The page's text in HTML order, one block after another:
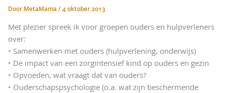
Door MetaMama /4 oktober 2013
Met plezier spreek ik voor groepen ouders en hulpverleners
over:
• Samenwerken met ouders (hulpverlening, onderwijs)
• De impact van een zorgintensief kind op ouders en gezin
• Opvoeden, wat vraagt dat van ouders?
• Ouderschapspsychologie (o.a. wat zijn beschermende